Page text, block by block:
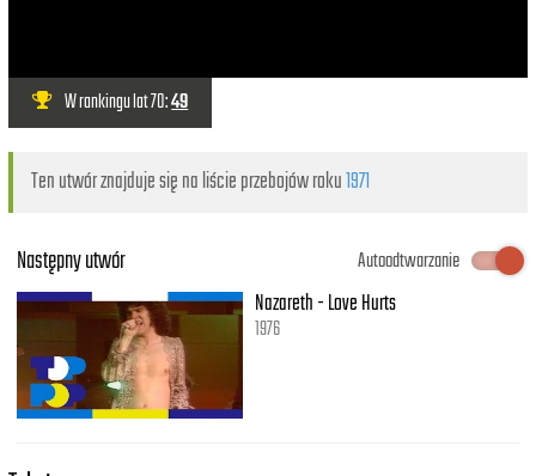
W rankingu lat 70:49
Ten utwór znajduje się na liście przebojów roku1971
Następny utwór
Autoodtwarzanie
Nazareth - Love Hurts
1976